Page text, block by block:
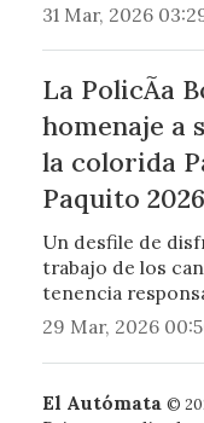
31 Mar, 2026
La PolicÃ­a
homenaje a
la colorida
Paquito 2026
Un desfile de
trabajo de los
tenencia
29 Mar, 2026
El Autómata ©